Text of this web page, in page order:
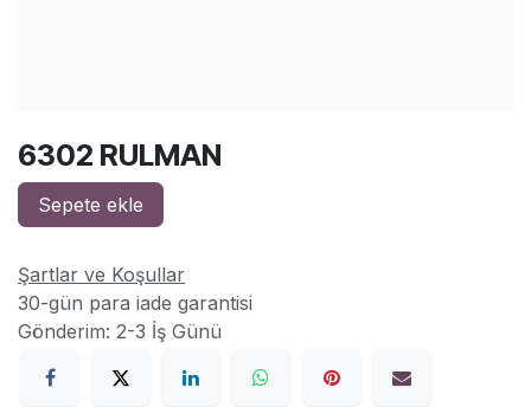
6302 RULMAN
Sepete ekle
Şartlar ve Koşullar
30-gün para iade garantisi
Gönderim: 2-3 İş Günü